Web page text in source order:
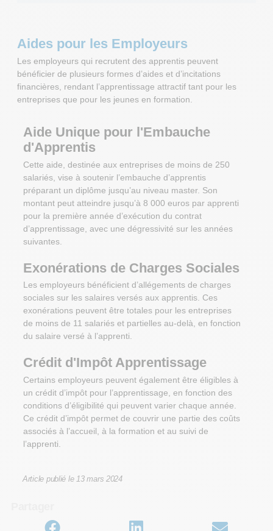
Aides pour les Employeurs
Les employeurs qui recrutent des apprentis peuvent
bénéficier de plusieurs formes d’aides et d’incitations
financières, rendant l’apprentissage attractif tant pour les
entreprises que pour les jeunes en formation.
Aide Unique pour l'Embauche
d'Apprentis
Cette aide, destinée aux entreprises de moins de 250
salariés, vise à soutenir l’embauche d’apprentis
préparant un diplôme jusqu’au niveau master. Son
montant peut atteindre jusqu’à 8 000 euros par apprenti
pour la première année d’exécution du contrat
d’apprentissage, avec une dégressivité sur les années
suivantes.
Exonérations de Charges Sociales
Les employeurs bénéficient d’allégements de charges
sociales sur les salaires versés aux apprentis. Ces
exonérations peuvent être totales pour les entreprises
de moins de 11 salariés et partielles au-delà, en fonction
du salaire versé à l’apprenti.
Crédit d'Impôt Apprentissage
Certains employeurs peuvent également être éligibles à
un crédit d’impôt pour l’apprentissage, en fonction des
conditions d’éligibilité qui peuvent varier chaque année.
Ce crédit d’impôt permet de couvrir une partie des coûts
associés à l’accueil, à la formation et au suivi de
l’apprenti.
Article publié le 13 mars 2024